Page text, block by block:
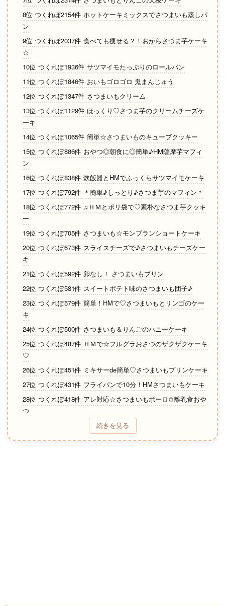
8位 つくれぽ2154件 ホットケーキミックスでさつまいも蒸しパ
ン
9位 つくれぽ2037件 食べても痩せる？！おからさつま芋ケーキ
☆
10位 つくれぽ1936件 サツマイモたっぷりのロールパン
11位 つくれぽ1846件 おいもゴロゴロ 鬼まんじゅう
12位 つくれぽ1347件 さつまいもクリーム
13位 つくれぽ1129件 ほっくり♡さつま芋のクリームチーズケ
ーキ
14位 つくれぽ1065件 簡単☆さつまいものキューブクッキー
15位 つくれぽ886件 おやつ◎朝食に◎簡単♪HM薩摩芋マフィ
ン
16位 つくれぽ838件 炊飯器とHMでふっくらサツマイモケーキ
17位 つくれぽ792件 ＊簡単♪しっとり♪さつま芋のマフィン＊
18位 つくれぽ772件 ♫ＨＭとポリ袋で♡素朴なさつま芋クッキ
ー
19位 つくれぽ705件 さつまいも☆モンブランショートケーキ
20位 つくれぽ673件 スライスチーズで♪さつまいもチーズケー
キ
21位 つくれぽ592件 卵なし！ さつまいもプリン
22位 つくれぽ581件 スイートポテト味のさつまいも団子♪
23位 つくれぽ579件 簡単！HMで♡さつまいもとリンゴのケー
キ
24位 つくれぽ500件 さつまいも＆りんごのハニーケーキ
25位 つくれぽ487件 ＨＭで☆フルグラおさつのザクザクケーキ
♡
26位 つくれぽ451件 ミキサーde簡単♡さつまいもプリンケーキ
27位 つくれぽ431件 フライパンで10分！HMさつまいもケーキ
28位 つくれぽ418件 アレ対応☆さつまいもボーロ✩離乳食おや
つ
29位 つくれぽ376件 冷凍パイシートで簡単スイートポテトパイ
30位 つくれぽ359件 HMで簡単♡さつまいもスコーン
続きを見る